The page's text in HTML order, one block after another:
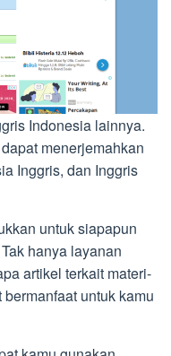
Indonesia lainnya.
menerjemahkan
Inggris, dan Inggris
untuk siapapun
hanya layanan
artikel terkait materi-
untuk kamu